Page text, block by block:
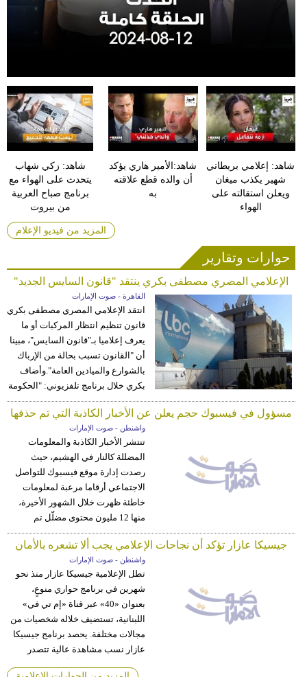
شاهد: زكي شهاب
يتحدث على الهواء مع
برنامج صباح العربية
من بيروت
شاهد: إعلامي بريطاني
شهير يكذب ميغان
ويعلن استقالته على
الهواء
شاهد:الأمير هاري يؤكد
أن والده قطع علاقته
به
المزيد من فيديو الإعلام
حوارات وتقارير
الإعلامي المصري مصطفى بكري ينتقد "قانون السايس الجديد"
القاهرة - صوت الإمارات
انتقد الإعلامي المصري مصطفى بكري
قانون تنظيم انتظار المركبات أو ما
يعرف إعلاميا بـ"قانون السايس"، مبينا
أن "القانون تسبب بحالة من الإرباك
بالشوارع والميادين العامة".وأضاف
بكري خلال برنامج تلفزيوني: "الحكومة
بدل ما تحمي ...المزيد
مسؤول في فيسبوك حجم يعلن عن الأخبار الكاذبة التي تم حذفها
واشنطن - صوت الإمارات
تنتشر الأخبار الكاذبة والمعلومات
المضللة كالنار في الهشيم، حيث
رصدت إدارة موقع فيسبوك للتواصل
الاجتماعي أرقاما مرعبة لمعلومات
خاطئة ظهرت خلال الشهور الأخيرة،
منها 12 مليون محتوى مضلّل تم
إزالته.ففي مقابلة مع سكاي نيوز عربية
...المزيد
جيسيكا عازار تؤكد أن نجاحات الإعلامي يجب ألا تشعره بالأمان
واشنطن - صوت الإمارات
تطل الإعلامية جيسيكا عازار منذ نحو
شهرين في برنامج حواري منوعٍ،
بعنوان «40» عبر قناة «إم تي في»
اللبنانية، تستضيف خلاله شخصيات من
مجالات مختلفة. يحصد برنامج جيسيكا
عازار نسب مشاهدة عالية تتصدر